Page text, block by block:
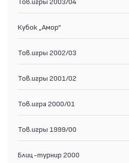
Кубок „Амор“
Тов.игры 2002/03
Тов.игры 2001/02
Тов.игра 2000/01
Тов.игры 1999/00
Блиц-турнир 2000